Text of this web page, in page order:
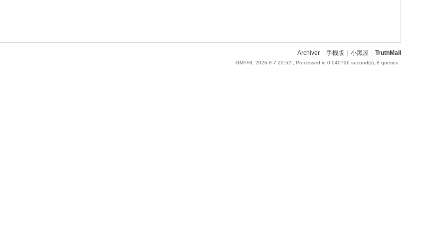
Archiver 手機版 小黑屋 TruthMall
GMT+8, 2026-8-7 22:52 , Processed in 0.040726 second(s), 8 queries .